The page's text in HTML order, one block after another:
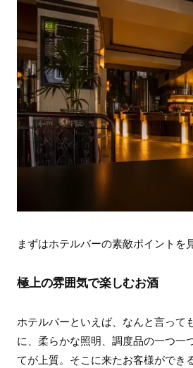
まずはホテルバーの素敵ポイントを
極上の雰囲気で楽しむお酒
ホテルバーといえば、なんと言って
に、柔らかな照明、調度品の一つ一
てが上質。そこに来たお客様ができ